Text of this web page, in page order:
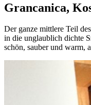
Grancanica,
Der ganze mittlere Teil
in die unglaublich dichte
schön, sauber und warm,